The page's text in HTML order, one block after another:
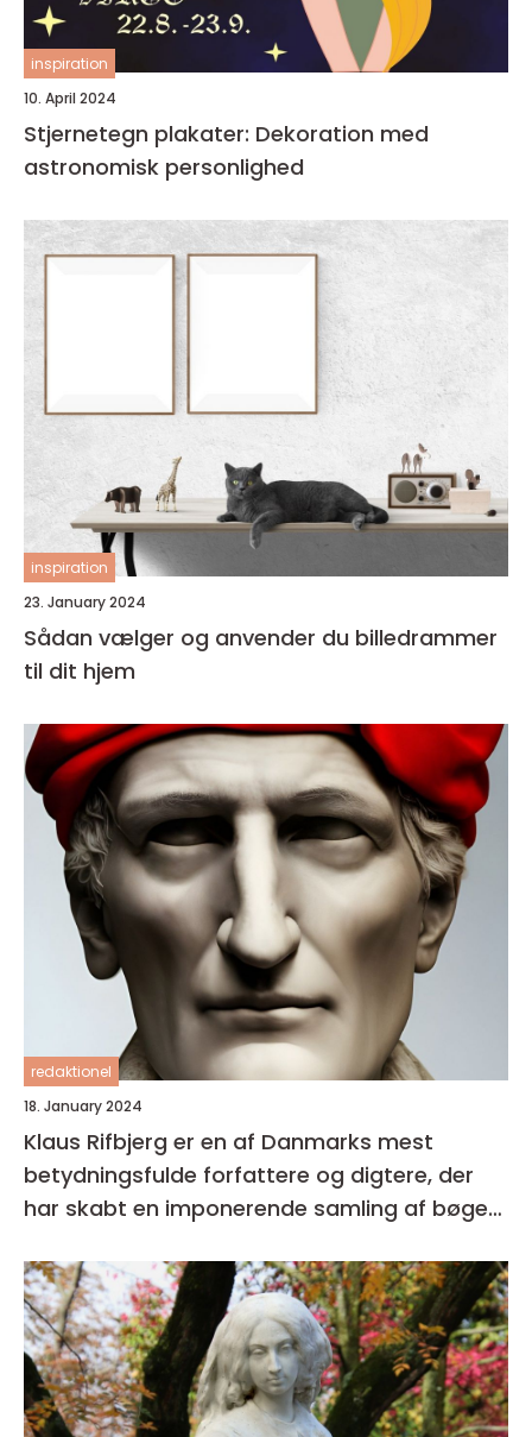
inspiration
10. April 2024
Stjernetegn plakater: Dekoration med
astronomisk personlighed
inspiration
23. January 2024
Sådan vælger og anvender du billedrammer
til dit hjem
redaktionel
18. January 2024
Klaus Rifbjerg er en af Danmarks mest
betydningsfulde forfattere og digtere, der
har skabt en imponerende samling af bøger i